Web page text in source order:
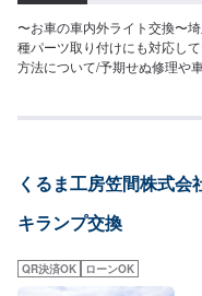
〜お車の車内外ライト交換〜
種パーツ取り付けにも対応し
方法について/予期せぬ修理や
ります。ご不明点はどうぞご
場合によっては対応できかね
ださい。\代車について/作業
望の方はお気軽にお申し付け
くるま工房笠間株式
キランプ交換
QR決済OK ローンOK